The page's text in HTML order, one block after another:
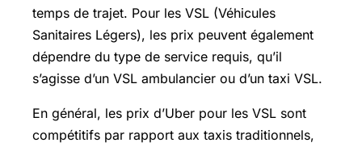
temps de trajet. Pour les VSL (Véhicules
Sanitaires Légers), les prix peuvent également
dépendre du type de service requis, qu’il
s’agisse d’un VSL ambulancier ou d’un taxi VSL.
En général, les prix d’Uber pour les VSL sont
compétitifs par rapport aux taxis traditionnels,